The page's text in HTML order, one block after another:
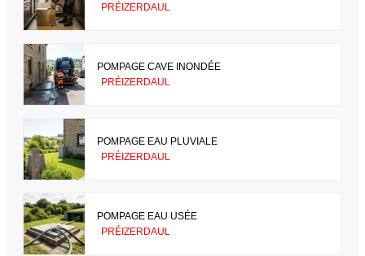
PRÉIZERDAUL
POMPAGE CAVE INONDÉE
PRÉIZERDAUL
POMPAGE EAU PLUVIALE
PRÉIZERDAUL
POMPAGE EAU USÉE
PRÉIZERDAUL